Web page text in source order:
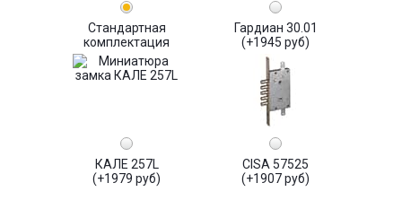
Стандартная
комплектация
Гардиан 30.01
(+1945 руб)
КАЛЕ 257L
(+1979 руб)
CISA 57525
(+1907 руб)